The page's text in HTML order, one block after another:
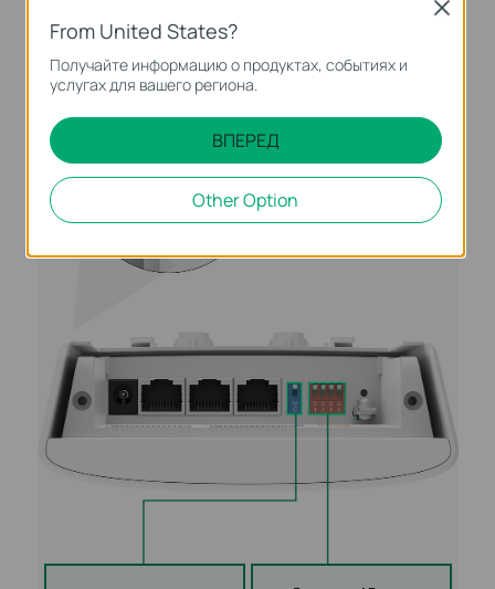
Светодиодные
сигнала
From United States?
Получайте информацию о продуктах, событиях и
услугах для вашего региона.
ВПЕРЕД
Other Option
Close